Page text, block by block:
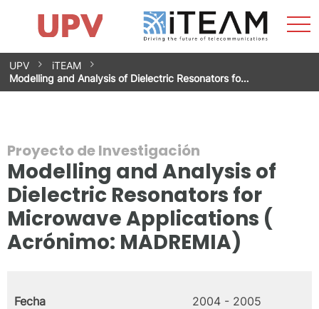
Saltar
contenido
Impacto
Grupos de investigación
Instalaciones
Spin-offs
Contacto
Prácticas
Noticias
Unidad de Igualdad
UPV
iTEAM
Modelling and Analysis of Dielectric Resonators fo…
Proyecto de Investigación
Modelling and Analysis of
Dielectric Resonators for
Microwave Applications (
Acrónimo: MADREMIA)
Fecha 2004 - 2005